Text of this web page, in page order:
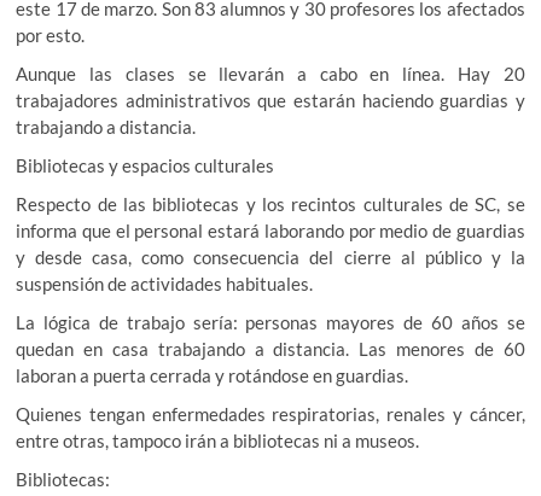
este 17 de marzo. Son 83 alumnos y 30 profesores los afectados
por esto.
Aunque las clases se llevarán a cabo en línea. Hay 20
trabajadores administrativos que estarán haciendo guardias y
trabajando a distancia.
Bibliotecas y espacios culturales
Respecto de las bibliotecas y los recintos culturales de SC, se
informa que el personal estará laborando por medio de guardias
y desde casa, como consecuencia del cierre al público y la
suspensión de actividades habituales.
La lógica de trabajo sería: personas mayores de 60 años se
quedan en casa trabajando a distancia. Las menores de 60
laboran a puerta cerrada y rotándose en guardias.
Quienes tengan enfermedades respiratorias, renales y cáncer,
entre otras, tampoco irán a bibliotecas ni a museos.
Bibliotecas: